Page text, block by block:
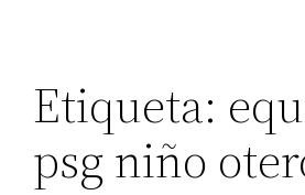
Etiqueta:
psg niño